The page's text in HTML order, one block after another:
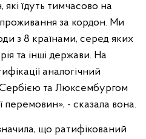
їдуть тимчасово на
за кордон. Ми
з 8 країнами, серед яких
та інші держави. На
аналогічний
Сербією та Люксембургом
перемовин», - сказала вона.
що ратифікований